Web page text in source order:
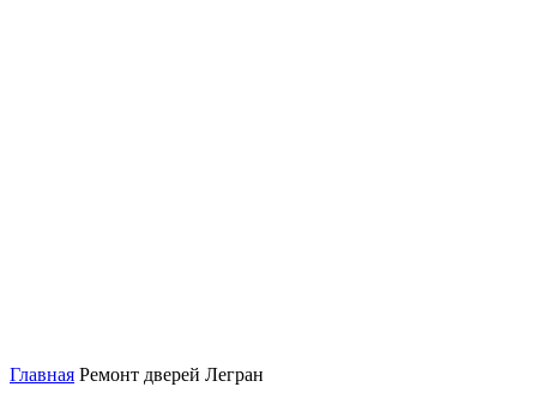
Главная Ремонт дверей Легран